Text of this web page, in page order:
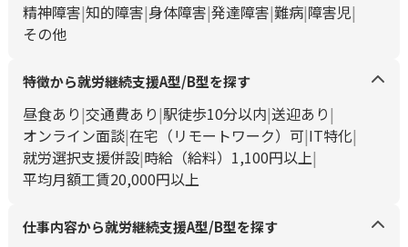
精神障害 知的障害 身体障害 発達障害 難病 障害児
その他
特徴から就労継続支援A型/B型を探す
昼食あり 交通費あり 駅徒歩10分以内 送迎あり
オンライン面談 在宅（リモートワーク）可 IT特化
就労選択支援併設 時給（給料）1,100円以上
平均月額工賃20,000円以上
仕事内容から就労継続支援A型/B型を探す